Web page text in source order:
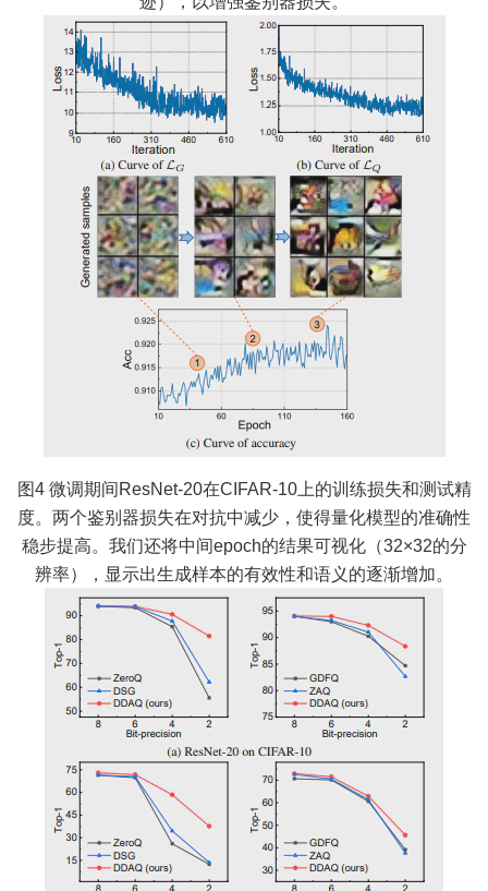
图4 微调期间ResNet-20在CIFAR-10上的训练损失和测试精
度。两个鉴别器损失在对抗中减少，使得量化模型的准确性
稳步提高。我们还将中间epoch的结果可视化（32×32的分
辨率），显示出生成样本的有效性和语义的逐渐增加。